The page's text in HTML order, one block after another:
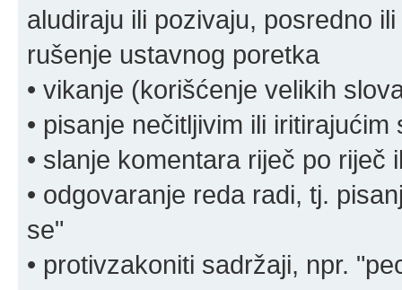
aludiraju ili pozivaju, posredno
rušenje ustavnog poretka
• vikanje (korišćenje velikih
• pisanje nečitljivim ili iritirajućim
• slanje komentara riječ po riječ
• odgovaranje reda radi, tj.
se"
• protivzakoniti sadržaji, npr.